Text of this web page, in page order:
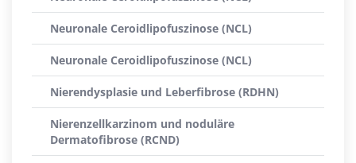
Neuronale Ceroidlipofuszinose (NCL)
Neuronale Ceroidlipofuszinose (NCL)
Nierendysplasie und Leberfibrose (RDHN)
Nierenzellkarzinom und noduläre
Dermatofibrose (RCND)